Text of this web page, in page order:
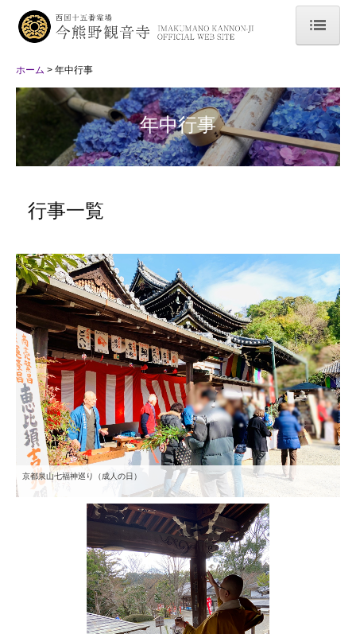
ホーム
由緒沿革
御祈祷
御回向
授与品
西国巡礼
年中行事
茶所 閑坐
アクセス
お知らせ
ホーム 年中行事
年中行事
行事一覧
京都泉山七福神巡り（成人の日）